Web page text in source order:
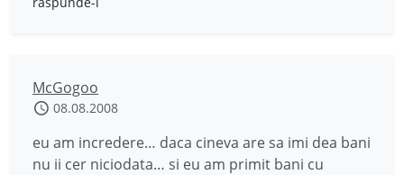
McGogoo
08.08.2008
eu am incredere… daca cineva are sa imi dea bani
nu ii cer niciodata… si eu am primit bani cu